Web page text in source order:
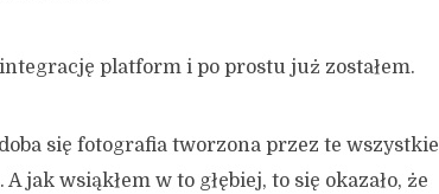
integrację platform i po prostu już zostałem.
się fotografia tworzona przez te wszystkie
jak wsiąkłem w to głębiej, to się okazało, że